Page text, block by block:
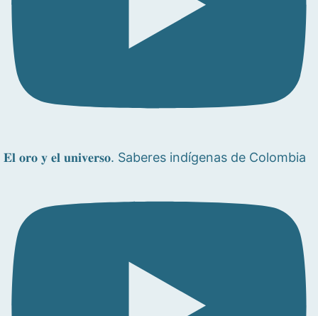
𝐄𝐥 𝐨𝐫𝐨 𝐲 𝐞𝐥 𝐮𝐧𝐢𝐯𝐞𝐫𝐬𝐨. Saberes indígenas de Colombia